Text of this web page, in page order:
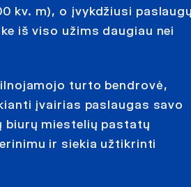
kv. m), o įvykdžiusi paslaugų
iš viso užims daugiau nei
turto bendrovė,
įvairias paslaugas savo
biurų miestelių pastatų
ir siekia užtikrinti